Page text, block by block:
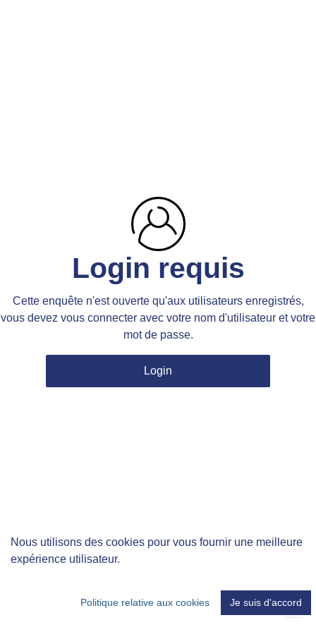
Login requis
Cette enquête n'est ouverte qu'aux utilisateurs enregistrés,
vous devez vous connecter avec votre nom d'utilisateur et votre
mot de passe.
Login
Nous utilisons des cookies pour vous fournir une meilleure
expérience utilisateur.
Politique relative aux cookies Je suis d'accord